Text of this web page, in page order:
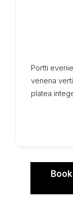
Portti
venena
platea